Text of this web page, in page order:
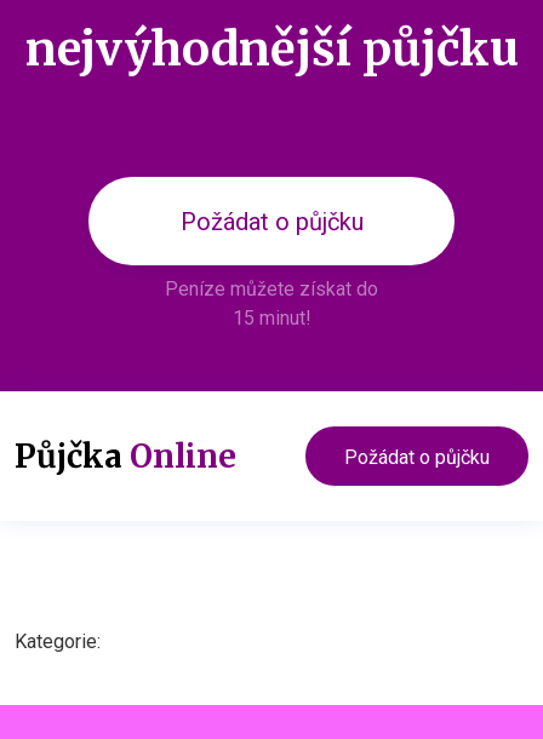
nejvýhodnější půjčku
Požádat o půjčku
Peníze můžete získat do
15 minut!
Půjčka Online Požádat o půjčku
Kategorie: